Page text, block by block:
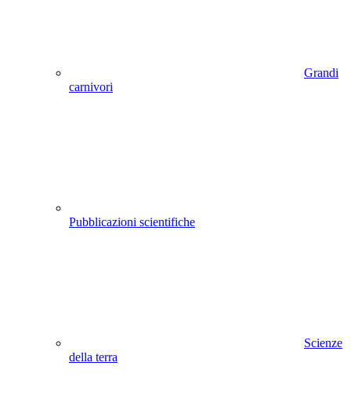
Grandi
carnivori
Pubblicazioni scientifiche
Scienze
della terra